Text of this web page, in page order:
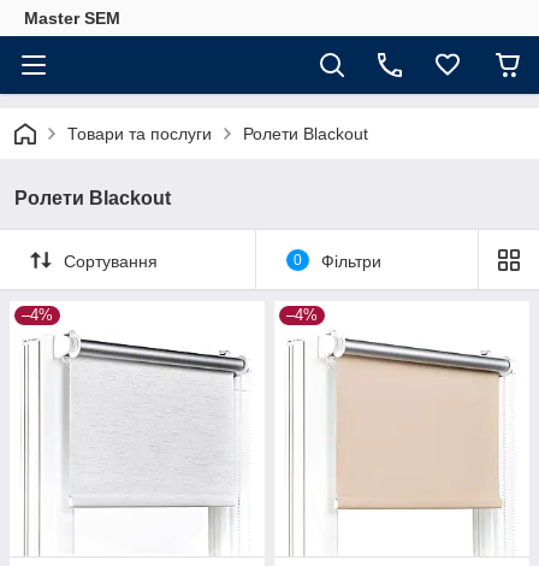
Master SEM
Товари та послуги Ролети Blackout
Ролети Blackout
Сортування 0 Фільтри
–4% –4%